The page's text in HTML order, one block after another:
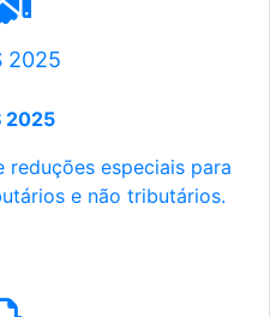
2025
2025
reduções especiais para
e não tributários.